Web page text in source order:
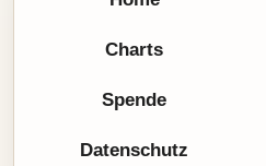
Charts
Spende
Datenschutz